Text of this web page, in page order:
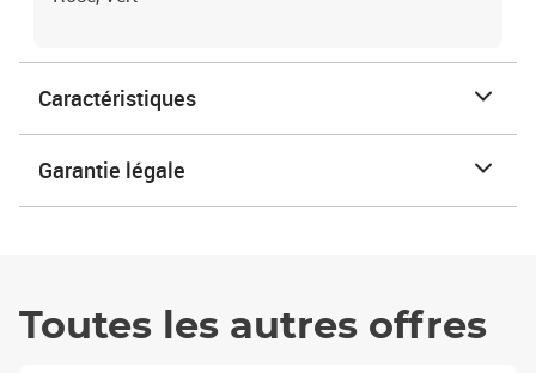
Caractéristiques
Garantie légale
Toutes les autres offres